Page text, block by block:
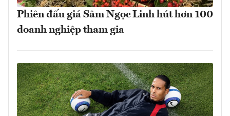
Phiên đấu giá Sâm Ngọc Linh hút hơn 100
doanh nghiệp tham gia